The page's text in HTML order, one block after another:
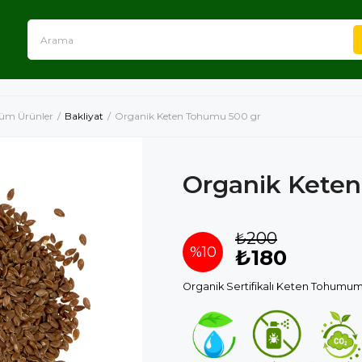
Ürünler Bakliyat Organik Keten Tohumu 500 gr
Organik
%10
İndirim
₺200
₺180
Organik Sertifikalı Keten